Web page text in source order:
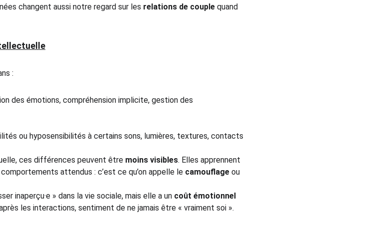
changent aussi notre regard sur les relations de couple quand
:
des émotions, compréhension implicite, gestion des
ou hyposensibilités à certains sons, lumières, textures, contacts
ces différences peuvent être moins visibles. Elles apprennent
attendus : c’est ce qu’on appelle le camouflage ou
inaperçu·e » dans la vie sociale, mais elle a un coût émotionnel
les interactions, sentiment de ne jamais être « vraiment soi ».